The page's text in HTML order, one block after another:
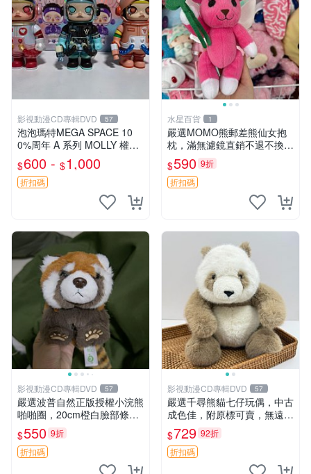
影視動漫CD專輯DVD 57
泡泡瑪特MEGA SPACE 10
0%周年 A 系列 MOLLY 權威
隱藏款 嚴選薄荷巧克力色 80
年代風味 權威推薦 合適收藏
$600 - $1,000
折扣碼
水星百貨 1
嚴選MOMO熊郵差熊仙女抱
枕，滿無濾鏡直銷不退不換
經典造型可愛必備 紅薯啵啵
間抱枕 抱枕 時尚
$590 9折
折扣碼
影視動漫CD專輯DVD 57
嚴選波普自然正版授權小浣熊
啪啪圈，20cm橙白臉部條紋
清晰，毛絨超萌贈品推薦。
小浣熊 波普 圈環
$550 9折
折扣碼
影視動漫CD專輯DVD 57
嚴選千尋熊貓七仔玩偶，中古
成色佳，附原標可賣，無遠方
一手送第二天即達 中古玩偶
熊貓七仔 千尋
$729 92折
折扣碼